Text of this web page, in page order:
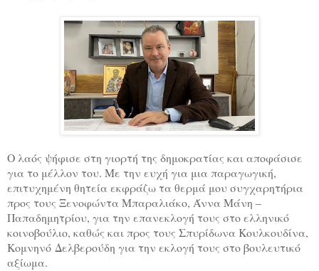
Ο λαός ψήφισε στη γιορτή της δημοκρατίας και αποφάσισε
για το μέλλον του. Με την ευχή για μια παραγωγική,
επιτυχημένη θητεία εκφράζω τα θερμά μου συγχαρητήρια
προς τους Ξενοφώντα Μπαραλιάκο, Άννα Μάνη –
Παπαδημητρίου, για την επανεκλογή τους στο ελληνικό
κοινοβούλιο, καθώς και προς τους Σπυρίδωνα Κουλκουδίνα,
Κομνηνό Δελβερούδη για την εκλογή τους στο βουλευτικό
αξίωμα.